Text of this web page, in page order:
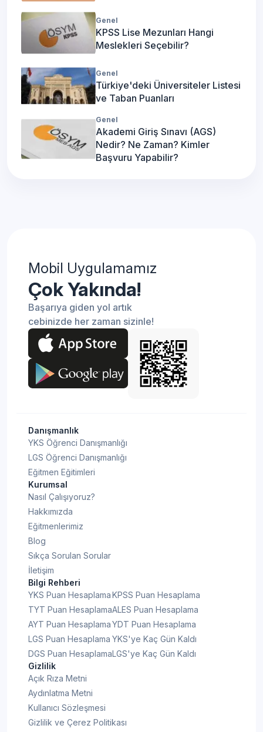
Genel
KPSS Lise Mezunları Hangi
Meslekleri Seçebilir?
Genel
Türkiye'deki Üniversiteler Listesi
ve Taban Puanları
Genel
Akademi Giriş Sınavı (AGS)
Nedir? Ne Zaman? Kimler
Başvuru Yapabilir?
Mobil Uygulamamız
Çok Yakında!
Başarıya giden yol artık
cebinizde her zaman sizinle!
Danışmanlık
YKS Öğrenci Danışmanlığı
LGS Öğrenci Danışmanlığı
Eğitmen Eğitimleri
Kurumsal
Nasıl Çalışıyoruz?
Hakkımızda
Eğitmenlerimiz
Blog
Sıkça Sorulan Sorular
İletişim
Bilgi Rehberi
YKS Puan Hesaplama
TYT Puan Hesaplama
AYT Puan Hesaplama
LGS Puan Hesaplama
DGS Puan Hesaplama
KPSS Puan Hesaplama
ALES Puan Hesaplama
YDT Puan Hesaplama
YKS'ye Kaç Gün Kaldı
LGS'ye Kaç Gün Kaldı
Gizlilik
Açık Rıza Metni
Aydınlatma Metni
Kullanıcı Sözleşmesi
Gizlilik ve Çerez Politikası